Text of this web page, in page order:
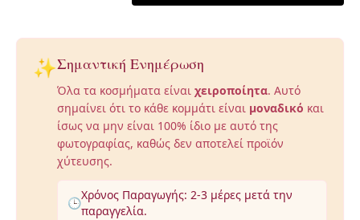
✨Σημαντική Ενημέρωση
Όλα τα κοσμήματα είναι χειροποίητα. Αυτό
σημαίνει ότι το κάθε κομμάτι είναι μοναδικό και
ίσως να μην είναι 100% ίδιο με αυτό της
φωτογραφίας, καθώς δεν αποτελεί προϊόν
χύτευσης.
🕒
Χρόνος Παραγωγής: 2-3 μέρες μετά την
παραγγελία.